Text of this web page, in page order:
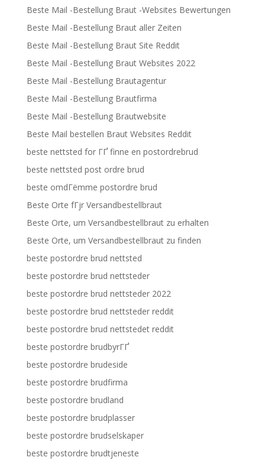
Beste Mail -Bestellung Braut -Websites Bewertungen
Beste Mail -Bestellung Braut aller Zeiten
Beste Mail -Bestellung Braut Site Reddit
Beste Mail -Bestellung Braut Websites 2022
Beste Mail -Bestellung Brautagentur
Beste Mail -Bestellung Brautfirma
Beste Mail -Bestellung Brautwebsite
Beste Mail bestellen Braut Websites Reddit
beste nettsted for ГҐ finne en postordrebrud
beste nettsted post ordre brud
beste omdГёmme postordre brud
Beste Orte fГјr Versandbestellbraut
Beste Orte, um Versandbestellbraut zu erhalten
Beste Orte, um Versandbestellbraut zu finden
beste postordre brud nettsted
beste postordre brud nettsteder
beste postordre brud nettsteder 2022
beste postordre brud nettsteder reddit
beste postordre brud nettstedet reddit
beste postordre brudbyrГҐ
beste postordre brudeside
beste postordre brudfirma
beste postordre brudland
beste postordre brudplasser
beste postordre brudselskaper
beste postordre brudtjeneste